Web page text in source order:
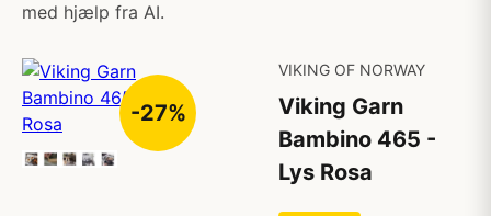
med hjælp fra AI.
-27%
VIKING OF NORWAY
Viking Garn
Bambino 465 -
Lys Rosa